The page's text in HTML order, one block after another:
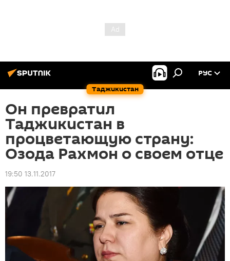
Таджикистан
РУС
Он превратил
Таджикистан в
процветающую страну:
Озода Рахмон о своем отце
19:50 13.11.2017